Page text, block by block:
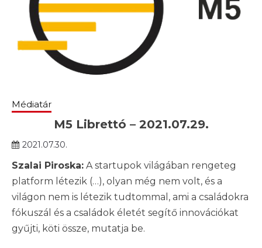
Médiatár
M5 Librettó – 2021.07.29.
2021.07.30.
Szalai Piroska: A startupok világában rengeteg
platform létezik (…), olyan még nem volt, és a
világon nem is létezik tudtommal, ami a családokra
fókuszál és a családok életét segítő innovációkat
gyűjti, köti össze, mutatja be.